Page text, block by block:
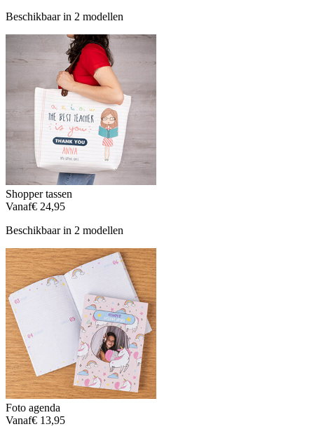
Beschikbaar in 2 modellen
Shopper tassen
Vanaf€ 24,95
Beschikbaar in 2 modellen
Foto agenda
Vanaf€ 13,95